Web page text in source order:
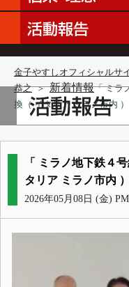
金子やすしオフィシャルサ
恭之 ＞ 新着情報「 ミラ
換（ イタリア ミラノ市内 ）
「 ミラノ地下鉄４
タリア ミラノ市内 ）
2026年05月08日 (金)